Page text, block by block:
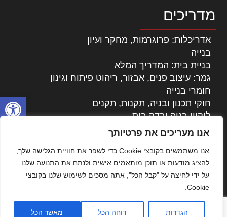
פתח
אנו מעריכים את פרטיותך
אנו משתמשים בקובצי Cookie כדי לשפר את חוויית הגלישה שלך,
להציג מודעות או תוכן מותאמים אישית ולנתח את התנועה שלנו.
על ידי לחיצה על "קבל הכל", אתה מסכים לשימוש שלנו בקובצי
Cookie.
הגדרות דוחה הכל מאשר הכל
מדריכים
אדריכלות: פרוגרמות, מחקר ועיון
בנייה
בניית בית: המדריך המלא
גמר: עיצוב פנים, אבזור, ריהוט פיתוח וגינון
חומרי בנייה
חוקי תכנון ובניה, תקנות, תקנים
ליקויי בניה ובדק בית
נדל"ן: זכויות, אגרות ועסקאות
עקרונות ניהול אחזקה מתקדמות
צילום אדריכלי
שיווק נדלן
שיטות בניה: מפרטים והמלצות
תוכן שיווקי